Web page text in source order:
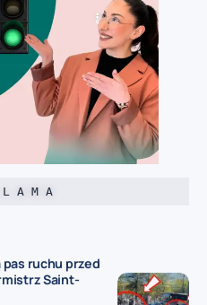
A M A
ruchu przed
Saint-